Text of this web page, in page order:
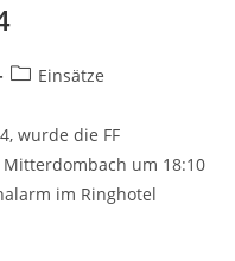
Einsätze
wurde die FF
um 18:10
im Ringhotel